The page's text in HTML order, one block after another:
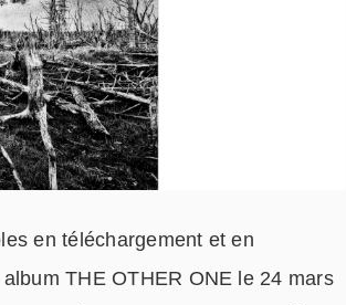
en téléchargement et en
THE OTHER ONE le 24 mars